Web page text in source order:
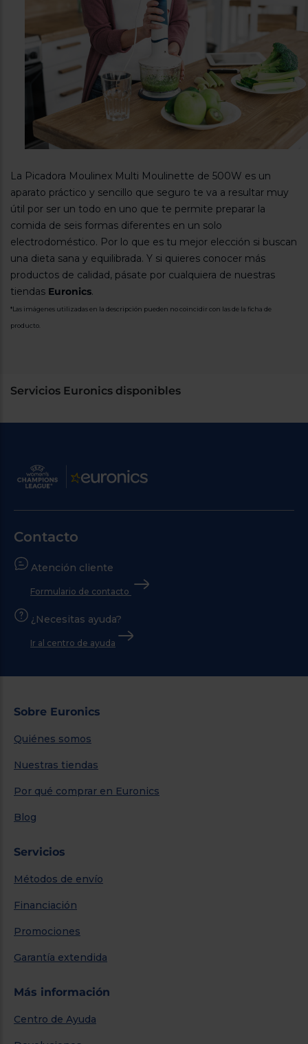
La Picadora Moulinex Multi Moulinette de 500W es un
aparato práctico y sencillo que seguro te va a resultar muy
útil por ser un todo en uno que te permite preparar la
comida de seis formas diferentes en un solo
electrodoméstico. Por lo que es tu mejor elección si buscan
una dieta sana y equilibrada. Y si quieres conocer más
productos de calidad, pásate por cualquiera de nuestras
tiendas Euronics.
*Las imágenes utilizadas en la descripción pueden no coincidir con las de la ficha de
producto.
Servicios Euronics disponibles
Contacto
Atención cliente
Formulario de contacto
¿Necesitas ayuda?
Ir al centro de ayuda
Sobre Euronics
Quiénes somos
Nuestras tiendas
Por qué comprar en Euronics
Blog
Servicios
Métodos de envío
Financiación
Promociones
Garantía extendida
Más información
Centro de Ayuda